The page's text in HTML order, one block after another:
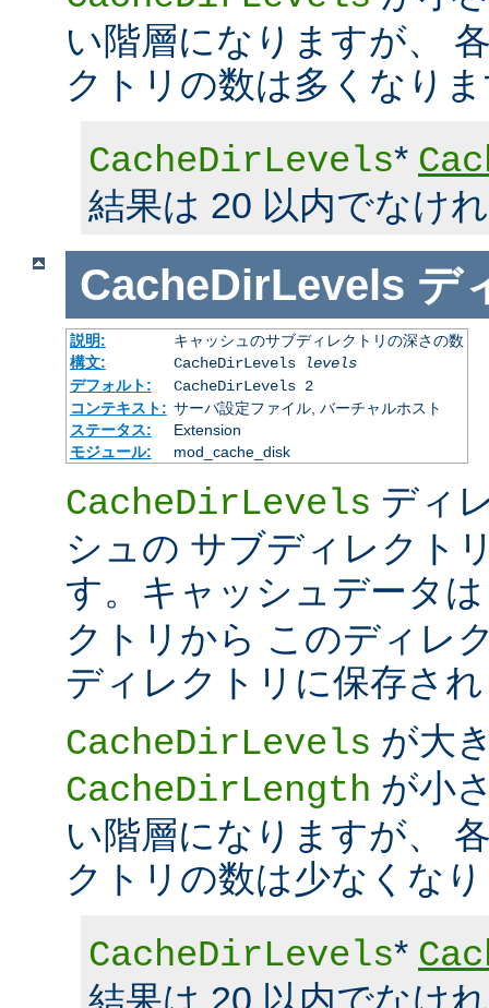
い階層になりますが、
クトリの数は多くなり
CacheDirLevels*
結果は 20 以内でなけ
CacheDirLevels デ
説明:
キャッシュのサブディレクトリの深さの数
構文:
CacheDirLevels
levels
デフォルト:
CacheDirLevels 2
コンテキスト: サーバ設定ファイル, バーチャルホスト
ステータス:
Extension
モジュール:
mod_cache_disk
CacheDirLevels ディ
シュの サブディレクト
す。キャッシュデータ
クトリから このディレ
ディレクトリに保存さ
CacheDirLevels が大
CacheDirLength が小
い階層になりますが、
クトリの数は少なくな
CacheDirLevels*
結果は 20 以内でなけ